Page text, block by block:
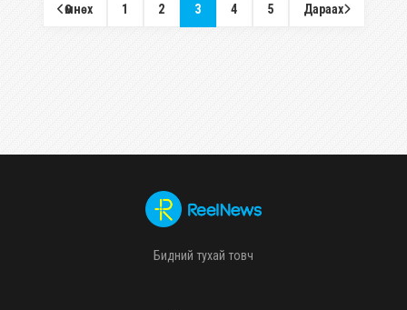
Өмнөх 1 2 3 4 5 Дараах
Бидний тухай товч